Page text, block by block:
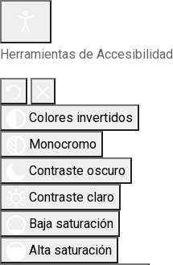
Herramientas de Accesibilidad
Colores invertidos
Monocromo
Contraste oscuro
Contraste claro
Baja saturación
Alta saturación